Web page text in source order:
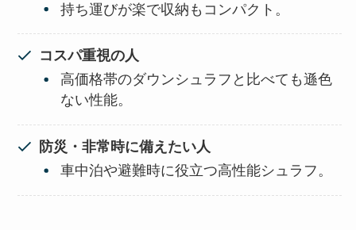
持ち運びが楽で収納もコンパクト。
コスパ重視の人
高価格帯のダウンシュラフと比べても遜色
ない性能。
防災・非常時に備えたい人
車中泊や避難時に役立つ高性能シュラフ。